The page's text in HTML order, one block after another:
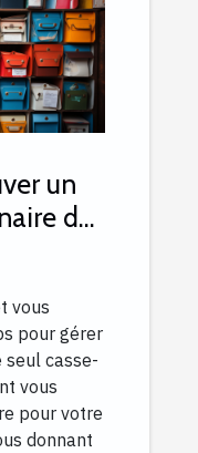
un
de
vous
pour gérer
seul casse-
vous
pour votre
donnant